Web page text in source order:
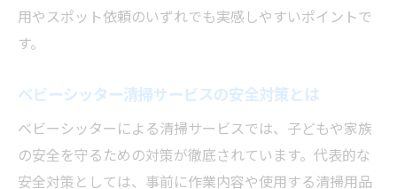
用やスポット依頼のいずれでも実感しやすいポイントで
す。
ベビーシッター清掃サービスの安全対策とは
ベビーシッターによる清掃サービスでは、子どもや家族
の安全を守るための対策が徹底されています。代表的な
安全対策としては、事前に作業内容や使用する清掃用品